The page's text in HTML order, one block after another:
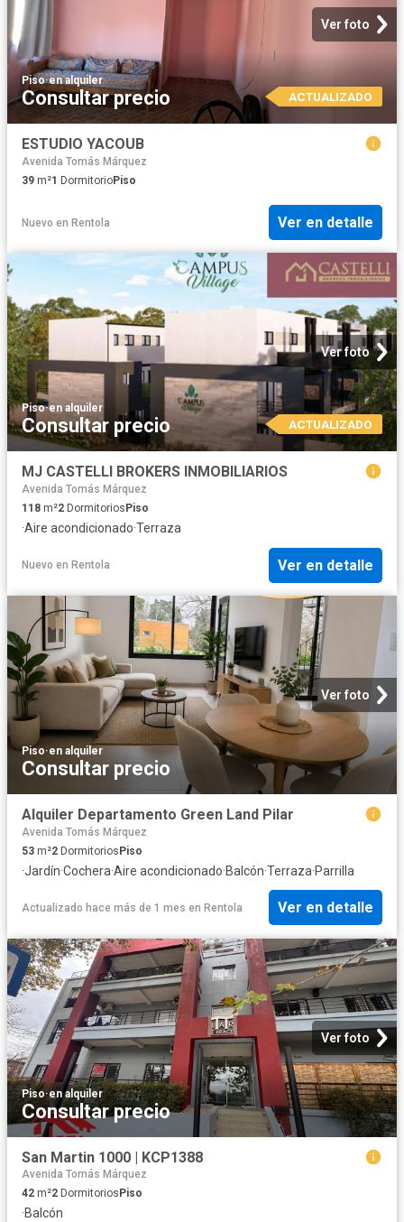
Ver foto
Piso·en alquiler
Consultar precio ACTUALIZADO
ESTUDIO YACOUB
Avenida Tomás Márquez
39 m²1 DormitorioPiso
Nuevo en Rentola Ver en detalle
Ver foto
Piso·en alquiler
Consultar precio ACTUALIZADO
MJ CASTELLI BROKERS INMOBILIARIOS
Avenida Tomás Márquez
118 m²2 Dormitorios Piso
·Aire acondicionado·Terraza
Nuevo en Rentola Ver en detalle
Ver foto
Piso·en alquiler
Consultar precio
Alquiler Departamento Green Land Pilar
Avenida Tomás Márquez
53 m²2 DormitoriosPiso
·Jardín·Cochera·Aire acondicionado·Balcón·Terraza·Parrilla
Actualizado hace más de 1 mes en Rentola Ver en detalle
Ver foto
Piso·en alquiler
Consultar precio
San Martin 1000 | KCP1388
Avenida Tomás Márquez
42 m²2 Dormitorios Piso
·Balcón